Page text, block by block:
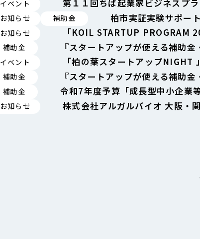
イベント
第１１回ちば起業家ビジネスプ
お知らせ 補助金
柏市実証実験サポー
お知らせ
「KOIL STARTUP PROGRAM
補助金
『スタートアップが使える補助
イベント
「柏の葉スタートアップNIGHT
補助金
『スタートアップが使える補助
補助金
令和7年度予算「成長型中小企業
お知らせ 株式会社アルガルバイオ 大阪・